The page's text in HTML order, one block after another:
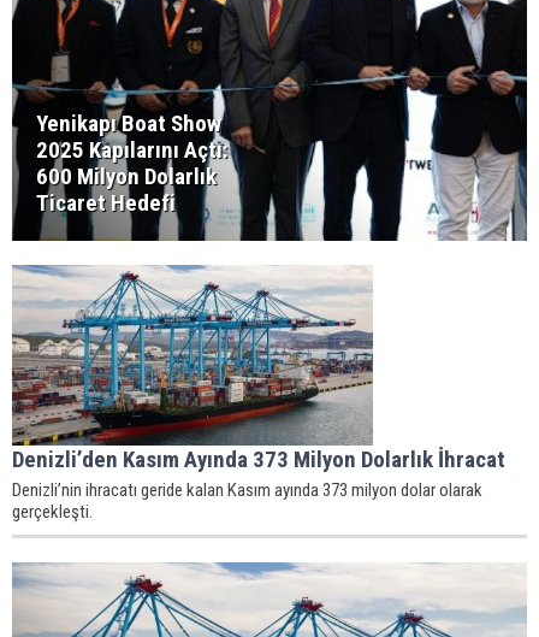
Yenikapı Boat Show
2025 Kapılarını Açtı:
600 Milyon Dolarlık
Ticaret Hedefi
Denizli’den Kasım Ayında 373 Milyon Dolarlık İhracat
Denizli’nin ihracatı geride kalan Kasım ayında 373 milyon dolar olarak
gerçekleşti.